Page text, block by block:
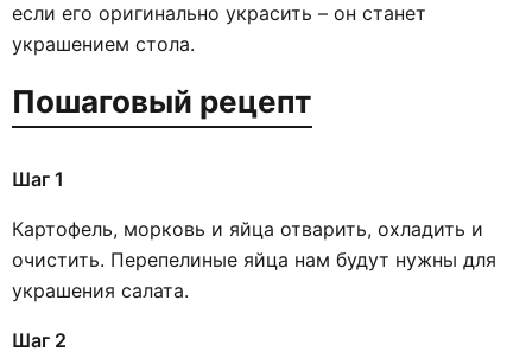
если его оригинально украсить – он станет
украшением стола.
Пошаговый рецепт
Шаг 1
Картофель, морковь и яйца отварить, охладить и
очистить. Перепелиные яйца нам будут нужны для
украшения салата.
Шаг 2